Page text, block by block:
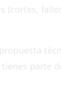
(cortes,
parte